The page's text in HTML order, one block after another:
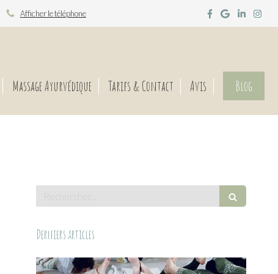
Afficher le téléphone
Massage Ayurvédique Tarifs & Contact Avis Blog
Derniers articles